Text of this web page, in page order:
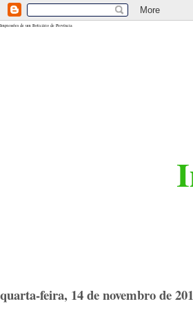
<$BlogRSDUrl$>
Impressões de um Boticário de Província
quarta-feira, 14 de novembro de